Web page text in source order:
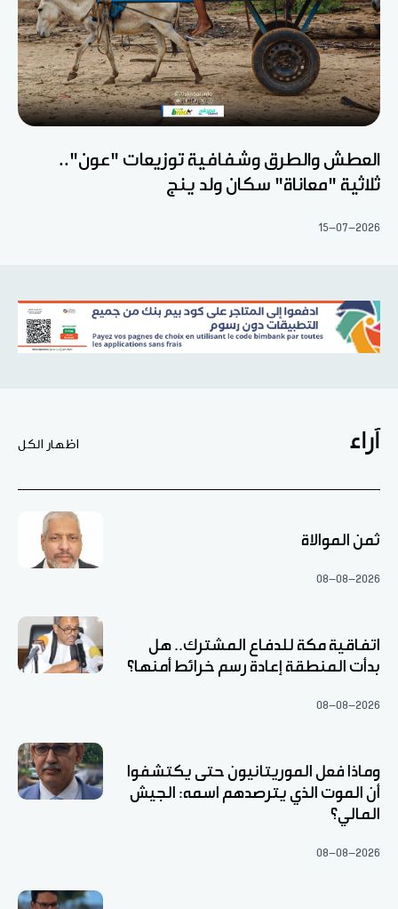
العطش والطرق وشفافية توزيعات "عون"..
ثلاثية "معاناة" سكان ولد ينج
15-07-2026
آراء اظهار الكل
ثمن الموالاة
08-08-2026
اتفاقية مكة للدفاع المشترك.. هل
بدأت المنطقة إعادة رسم خرائط أمنها؟
08-08-2026
وماذا فعل الموريتانيون حتى يكتشفوا
أن الموت الذي يترصدهم اسمه: الجيش
المالي؟
08-08-2026